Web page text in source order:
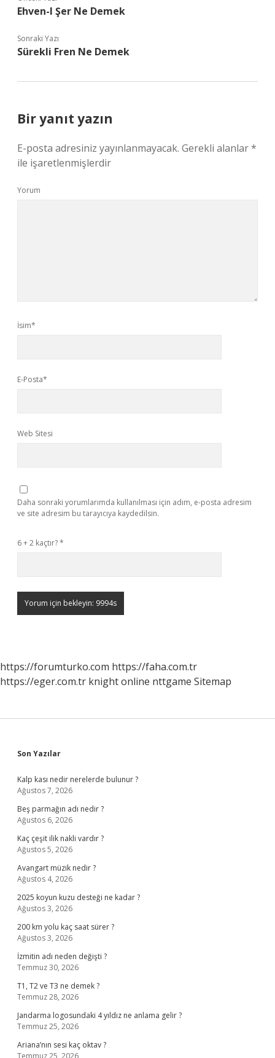
Ehven-I Şer Ne Demek
Sonraki Yazı
Sürekli Fren Ne Demek
Bir yanıt yazın
E-posta adresiniz yayınlanmayacak. Gerekli alanlar*
ile işaretlenmişlerdir
Yorum
İsim*
E-Posta*
Web Sitesi
Daha sonraki yorumlarımda kullanılması için adım, e-posta adresim
ve site adresim bu tarayıcıya kaydedilsin.
6 + 2 kaçtır?*
https://forumturko.com https://faha.com.tr
https://eger.com.tr knight online nttgame Sitemap
Sidebar
Son Yazılar
Kalp kası nedir nerelerde bulunur ?
Ağustos 7, 2026
Beş parmağın adı nedir ?
Ağustos 6, 2026
Kaç çeşit ilik nakli vardır ?
Ağustos 5, 2026
Avangart müzik nedir ?
Ağustos 4, 2026
2025 koyun kuzu desteği ne kadar ?
Ağustos 3, 2026
200 km yolu kaç saat sürer ?
Ağustos 3, 2026
İzmitin adı neden değişti ?
Temmuz 30, 2026
T1, T2 ve T3 ne demek ?
Temmuz 28, 2026
Jandarma logosundaki 4 yıldız ne anlama gelir ?
Temmuz 25, 2026
Ariana’nın sesi kaç oktav ?
Temmuz 25, 2026